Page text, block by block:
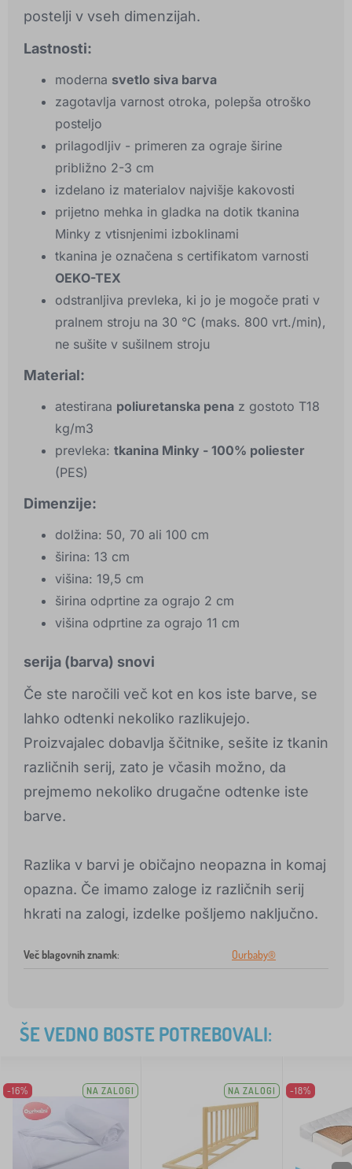
postelji v vseh dimenzijah.
Lastnosti:
moderna svetlo siva barva
zagotavlja varnost otroka, polepša otroško
posteljo
prilagodljiv - primeren za ograje širine
približno 2-3 cm
izdelano iz materialov najvišje kakovosti
prijetno mehka in gladka na dotik tkanina
Minky z vtisnjenimi izboklinami
tkanina je označena s certifikatom varnosti
OEKO-TEX
odstranljiva prevleka, ki jo je mogoče prati v
pralnem stroju na 30 °C (maks. 800 vrt./min),
ne sušite v sušilnem stroju
Material:
atestirana poliuretanska pena z gostoto T18
kg/m3
prevleka: tkanina Minky - 100% poliester
(PES)
Dimenzije:
dolžina: 50, 70 ali 100 cm
širina: 13 cm
višina: 19,5 cm
širina odprtine za ograjo 2 cm
višina odprtine za ograjo 11 cm
serija (barva) snovi
Če ste naročili več kot en kos iste barve, se
lahko odtenki nekoliko razlikujejo.
Proizvajalec dobavlja ščitnike, sešite iz tkanin
različnih serij, zato je včasih možno, da
prejmemo nekoliko drugačne odtenke iste
barve.
Razlika v barvi je običajno neopazna in komaj
opazna. Če imamo zaloge iz različnih serij
hkrati na zalogi, izdelke pošljemo naključno.
Več blagovnih znamk: Ourbaby®
ŠE VEDNO BOSTE POTREBOVALI:
-16% NA ZALOGI NA ZALOGI -18%